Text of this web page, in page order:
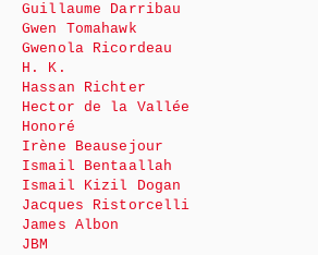
Guillaume Darribau
Gwen Tomahawk
Gwenola Ricordeau
H. K.
Hassan Richter
Hector de la Vallée
Honoré
Irène Beausejour
Ismail Bentaallah
Ismail Kizil Dogan
Jacques Ristorcelli
James Albon
JBM